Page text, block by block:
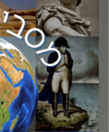
יספרו את סיפורם של
ורצח המוני של כפרים
קרדיט תמונות:יוסי מצרי